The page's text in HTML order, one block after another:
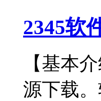
2345软
【基本
源下载